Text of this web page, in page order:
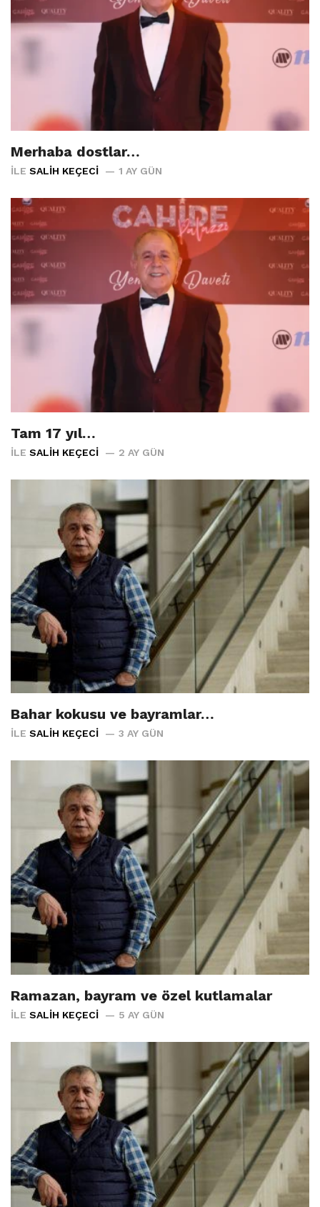
Merhaba dostlar…
İLE SALIH KEÇECI 1 AY GÜN
Tam 17 yıl…
İLE SALIH KEÇECI 2 AY GÜN
Bahar kokusu ve bayramlar…
İLE SALIH KEÇECI 3 AY GÜN
Ramazan, bayram ve özel kutlamalar
İLE SALIH KEÇECI 5 AY GÜN